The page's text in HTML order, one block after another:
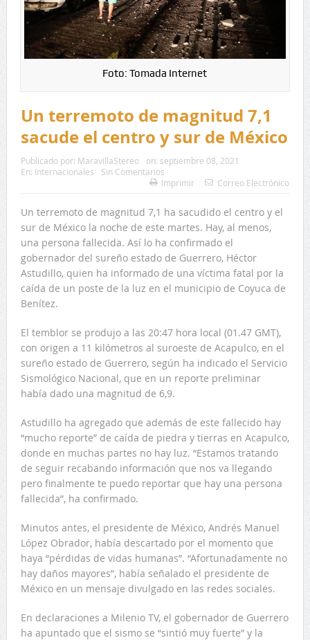
Foto: Tomada Internet
Un terremoto de magnitud 7,1
sacude el centro y sur de México
Publicado por: MaravillaStereo on: septiembre 08, 2021
En: Internacionales
Sin Comentarios
Imprimir
Correo Electrónico
Un terremoto de magnitud 7,1 ha sacudido el centro y el
sur de México la noche de este martes. Hay, al menos,
una persona fallecida. Así lo ha confirmado el
gobernador del sureño estado de Guerrero, Héctor
Astudillo, quien ha informado de una víctima fatal por la
caída de un poste de la luz en el municipio de Coyuca de
Benítez.
El temblor se produjo a las 20:47 hora local (01.47 GMT),
con origen a 11 kilómetros al suroeste de Acapulco, en el
sureño estado de Guerrero, según ha indicado el Servicio
Sismológico Nacional, que en un reporte preliminar
había dado una magnitud de 6,9.
Astudillo ha agregado que además de este fallecido hay
“mucho reporte” de caída de piedra y tierras en Acapulco,
donde en muchas partes no hay luz. “Estamos tratando
de seguir recabando información que nos va llegando
pero finalmente te puedo reportar que hay una persona
fallecida”, ha confirmado.
Minutos antes, el presidente de México, Andrés Manuel
López Obrador, había descartado por el momento que
haya “pérdidas de vidas humanas”. “Afortunadamente no
hay daños mayores”, había señalado el presidente de
México en un mensaje divulgado en las redes sociales.
En declaraciones a Milenio TV, el gobernador de Guerrero
ha apuntado que el sismo se “sintió muy fuerte” y la